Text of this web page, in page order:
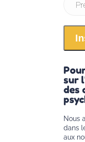
sur
des
Nous
dans
aux